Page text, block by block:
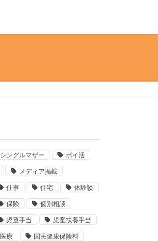
シングルマザー ポイ活
メディア掲載
仕事 住宅 体験談
保険 個別相談
児童手当 児童扶養手当
医療 国民健康保険料